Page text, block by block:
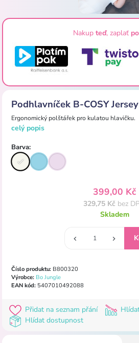
Nakup teď, zaplať
Podhlavníček B-COSY
Ergonomický polštářek pro kulatou hlavičku.
celý popis
Barva:
399,00 Kč
329,75 Kč bez
Skladem
Číslo produktu:B800320
Výrobce: Bo Jungle
EAN kód:5407010492088
Přidat na seznam přání
Hlídat dostupnost